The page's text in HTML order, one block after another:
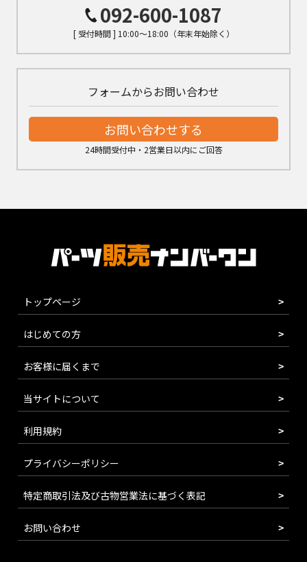
092-600-1087
[ 受付時間 ] 10:00～18:00（年末年始除く）
フォームからお問い合わせ
お問い合わせする
24時間受付中・2営業日以内にご回答
トップページ
はじめての方
お客様に届くまで
当サイトについて
利用規約
プライバシーポリシー
特定商取引法及び古物営業法に基づく表記
お問い合わせ